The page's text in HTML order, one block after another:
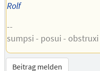
Rolf
--
sumpsi - posui - obstruxi
Beitrag melden